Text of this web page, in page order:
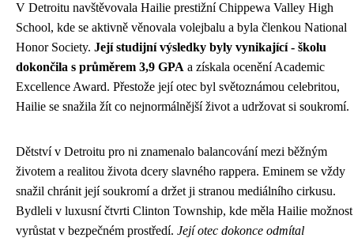
V Detroitu navštěvovala Hailie prestižní Chippewa Valley High
School, kde se aktivně věnovala volejbalu a byla členkou National
Honor Society. Její studijní výsledky byly vynikající - školu
dokončila s průměrem 3,9 GPA a získala ocenění Academic
Excellence Award. Přestože její otec byl světoznámou celebritou,
Hailie se snažila žít co nejnormálnější život a udržovat si soukromí.
Dětství v Detroitu pro ni znamenalo balancování mezi běžným
životem a realitou života dcery slavného rappera. Eminem se vždy
snažil chránit její soukromí a držet ji stranou mediálního cirkusu.
Bydleli v luxusní čtvrti Clinton Township, kde měla Hailie možnost
vyrůstat v bezpečném prostředí. Její otec dokonce odmítal